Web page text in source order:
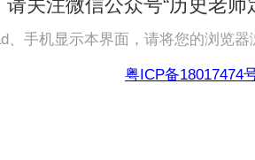
请关注微信公众号“历史老师
、手机显示本界面，请将您的浏览器
粤ICP备18017474